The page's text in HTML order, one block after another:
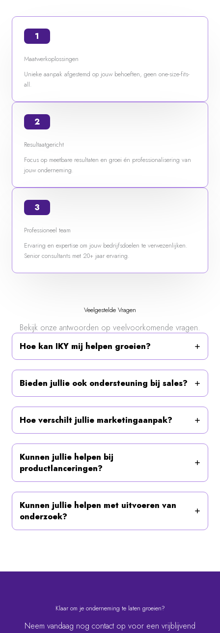
1
Maatwerkoplossingen
Unieke aanpak afgestemd op jouw behoeften, geen one-size-fits-
2
Resultaatgericht
Focus op meetbare resultaten en groei én professionalisering van
3
Professioneel team
Ervaring en expertise om jouw bedrijfsdoelen te verwezenlijken.
Bekijk onze antwoorden op veelvoorkomende vragen.
Hoe kan IKY mij helpen groeien?
productlanceringen?
onderzoek?
Neem vandaag nog contact op voor een vrijblijvend
consult.